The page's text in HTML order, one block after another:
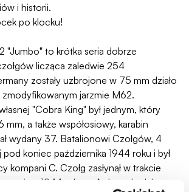
i historii.
po klocku!
"Jumbo" to krótka seria dobrze
licząca zaledwie 254
zostały uzbrojone w 75 mm działo
jarzmie M62.
"Cobra King" był jednym, który
mm, a także współosiowy, karabin
wydany 37. Batalionowi Czołgów, 4
koniec października 1944 roku i był
kompani C. Czołg zasłynął w trakcie
zimą 1944 roku w Ardenach. Jako